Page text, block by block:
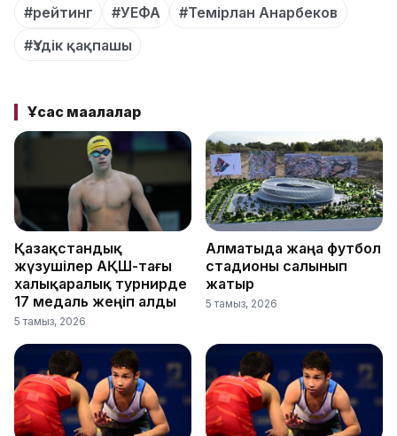
#рейтинг #УЕФА
#Темірлан Анарбеков
#Үздік қақпашы
Ұқсас мақалалар
Қазақстандық
жүзушілер АҚШ-тағы
халықаралық турнирде
17 медаль жеңіп алды
5 тамыз, 2026
Алматыда жаңа футбол
стадионы салынып
жатыр
5 тамыз, 2026